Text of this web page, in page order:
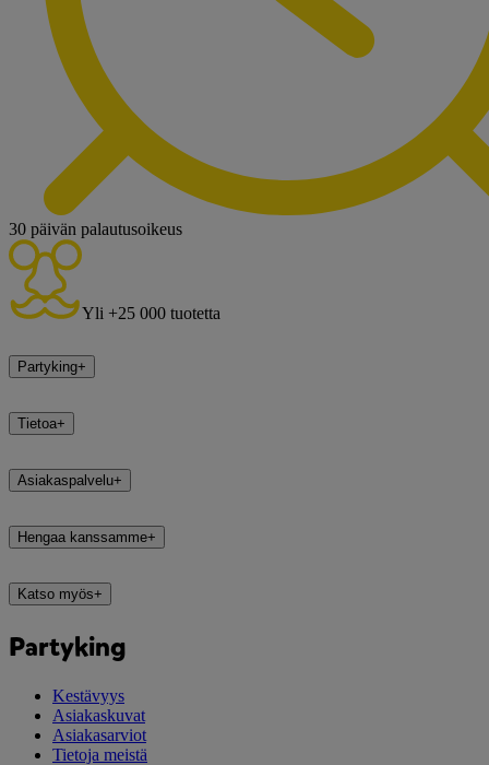
30 päivän palautusoikeus
Yli +25 000 tuotetta
Partyking+
Tietoa+
Asiakaspalvelu+
Hengaa kanssamme+
Katso myös+
Partyking
Kestävyys
Asiakaskuvat
Asiakasarviot
Tietoja meistä